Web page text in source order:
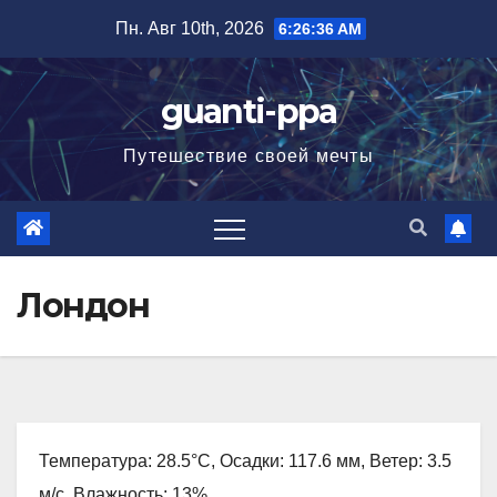
содержимому
Пн. Авг 10th, 2026 6:26:37 AM
guanti-ppa
Путешествие своей мечты
Лондон
Температура: 28.5°C, Осадки: 117.6 мм, Ветер: 3.5